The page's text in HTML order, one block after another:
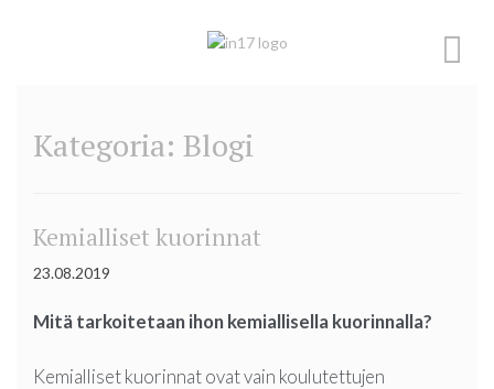
Kategoria: Blogi
Kemialliset kuorinnat
23.08.2019
Mitä tarkoitetaan ihon kemiallisella kuorinnalla?
Kemialliset kuorinnat ovat vain koulutettujen